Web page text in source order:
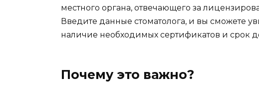
местного органа, отвечающего за
Введите данные стоматолога, и вы сможете
наличие необходимых сертификатов и срок
Почему это важно?